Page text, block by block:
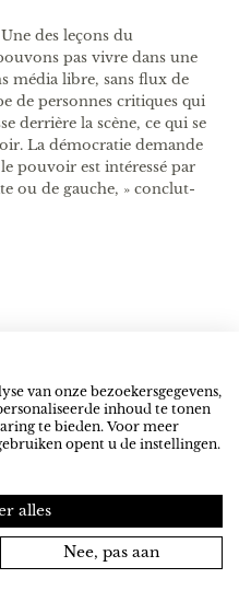
des leçons du
pas vivre dans une
média libre, sans flux de
de personnes critiques qui
derrière la scène, ce qui se
La démocratie demande
pouvoir est intéressé par
ou de gauche, » conclut-
van onze bezoekersgegevens,
inhoud te tonen
te bieden. Voor meer
opent u de instellingen.
alles
Nee, pas aan